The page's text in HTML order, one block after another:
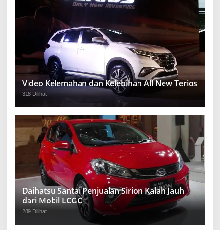
Video Kelemahan dan Kelebihan All New Terios
318 Dilihat
Daihatsu Santai Penjualan Sirion Kalah Jauh
dari Mobil LCGC
289 Dilihat